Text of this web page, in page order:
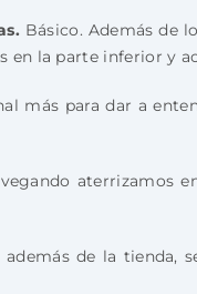
Básico. Además de
en la parte inferior y
más para dar a
aterrizamos
además de la tienda,